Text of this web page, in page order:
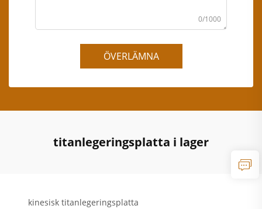
0/1000
ÖVERLÄMNA
titanlegeringsplatta i lager
kinesisk titanlegeringsplatta